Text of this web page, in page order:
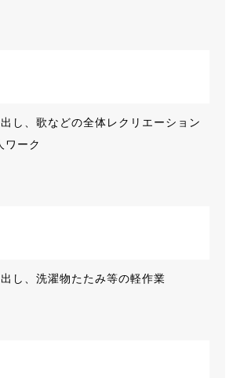
し、歌などの全体レクリエーション
ワーク
し、洗濯物たたみ等の軽作業